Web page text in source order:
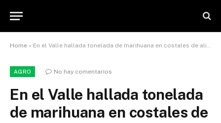
Home » En el Valle hallada tonelada de marihuana en costales de alimentos
AGRO No hay comentarios
En el Valle hallada tonelada
de marihuana en costales de